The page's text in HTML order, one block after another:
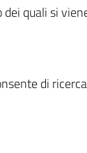
quali si
di